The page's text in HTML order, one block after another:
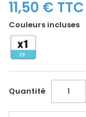
11,50 € TTC
Couleurs incluses
Quantité